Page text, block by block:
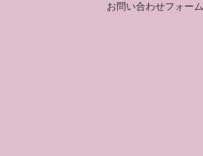
お問い合わせフォーム